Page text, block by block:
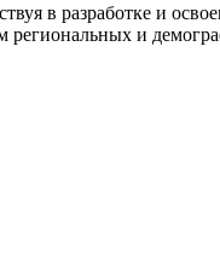
в разработке и
и